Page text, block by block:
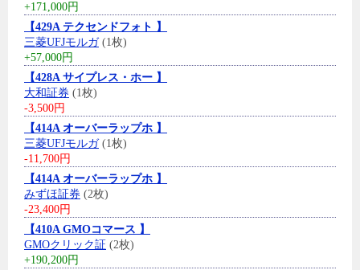
+171,000円
【429A テクセンドフォト 】
三菱UFJモルガ(1枚)
+57,000円
【428A サイプレス・ホー 】
大和証券 (1枚)
-3,500円
【414A オーバーラップホ 】
三菱UFJモルガ(1枚)
-11,700円
【414A オーバーラップホ 】
みずほ証券 (2枚)
-23,400円
【410A GMOコマース 】
GMOクリック証 (2枚)
+190,200円